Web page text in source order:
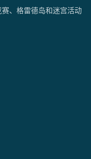
、格雷德岛和迷宫活动